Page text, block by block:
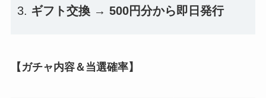
ギフト交換 → 500円分から即日発行
【ガチャ内容＆当選確率】